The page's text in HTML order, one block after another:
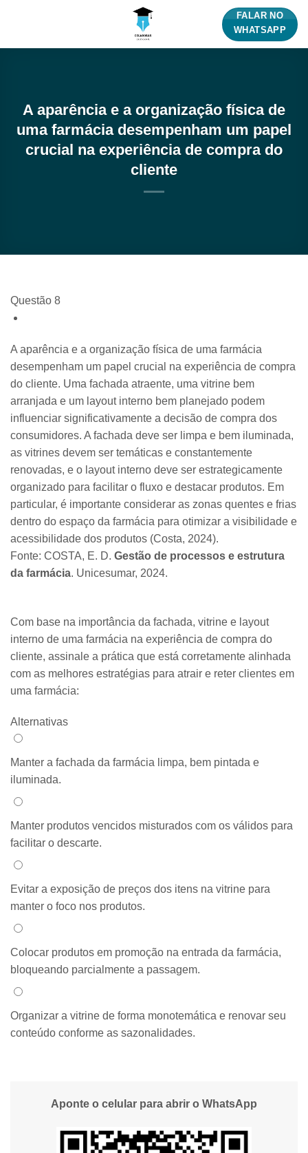
FALAR NO
WHATSAPP
A aparência e a organização física de
uma farmácia desempenham um papel
crucial na experiência de compra do
cliente
Questão 8
A aparência e a organização física de uma farmácia
desempenham um papel crucial na experiência de compra
do cliente. Uma fachada atraente, uma vitrine bem
arranjada e um layout interno bem planejado podem
influenciar significativamente a decisão de compra dos
consumidores. A fachada deve ser limpa e bem iluminada,
as vitrines devem ser temáticas e constantemente
renovadas, e o layout interno deve ser estrategicamente
organizado para facilitar o fluxo e destacar produtos. Em
particular, é importante considerar as zonas quentes e frias
dentro do espaço da farmácia para otimizar a visibilidade e
acessibilidade dos produtos (Costa, 2024).
Fonte: ​COSTA, E. D. Gestão de processos e estrutura
da farmácia. Unicesumar, 2024.
Com base na importância da fachada, vitrine e layout
interno de uma farmácia na experiência de compra do
cliente, assinale a prática que está corretamente alinhada
com as melhores estratégias para atrair e reter clientes em
uma farmácia:
Alternativas
Alternativa 1:
Manter a fachada da farmácia limpa, bem pintada e
iluminada.
Alternativa 2:
Manter produtos vencidos misturados com os válidos para
facilitar o descarte.
Alternativa 3:
Evitar a exposição de preços dos itens na vitrine para
manter o foco nos produtos.
Alternativa 4:
Colocar produtos em promoção na entrada da farmácia,
bloqueando parcialmente a passagem.
Alternativa 5:
Organizar a vitrine de forma monotemática e renovar seu
conteúdo conforme as sazonalidades.
Aponte o celular para abrir o WhatsApp